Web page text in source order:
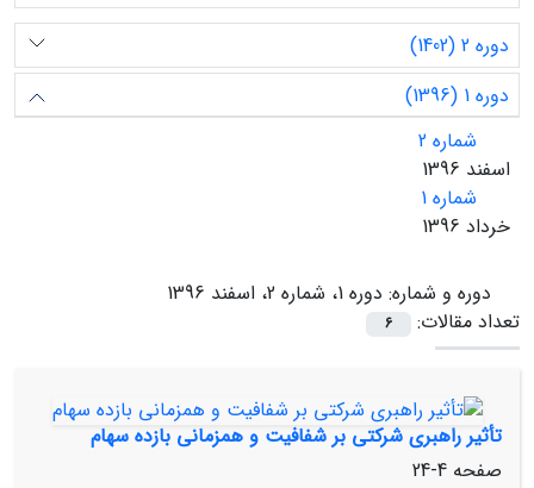
دوره 2 (1402)
دوره 1 (1396)
شماره 2
اسفند 1396
شماره 1
خرداد 1396
دوره و شماره: دوره 1، شماره 2، اسفند 1396
تعداد مقالات:
6
تأثیر راهبری شرکتی بر شفافیت و همزمانی بازده سهام
صفحه 4-24